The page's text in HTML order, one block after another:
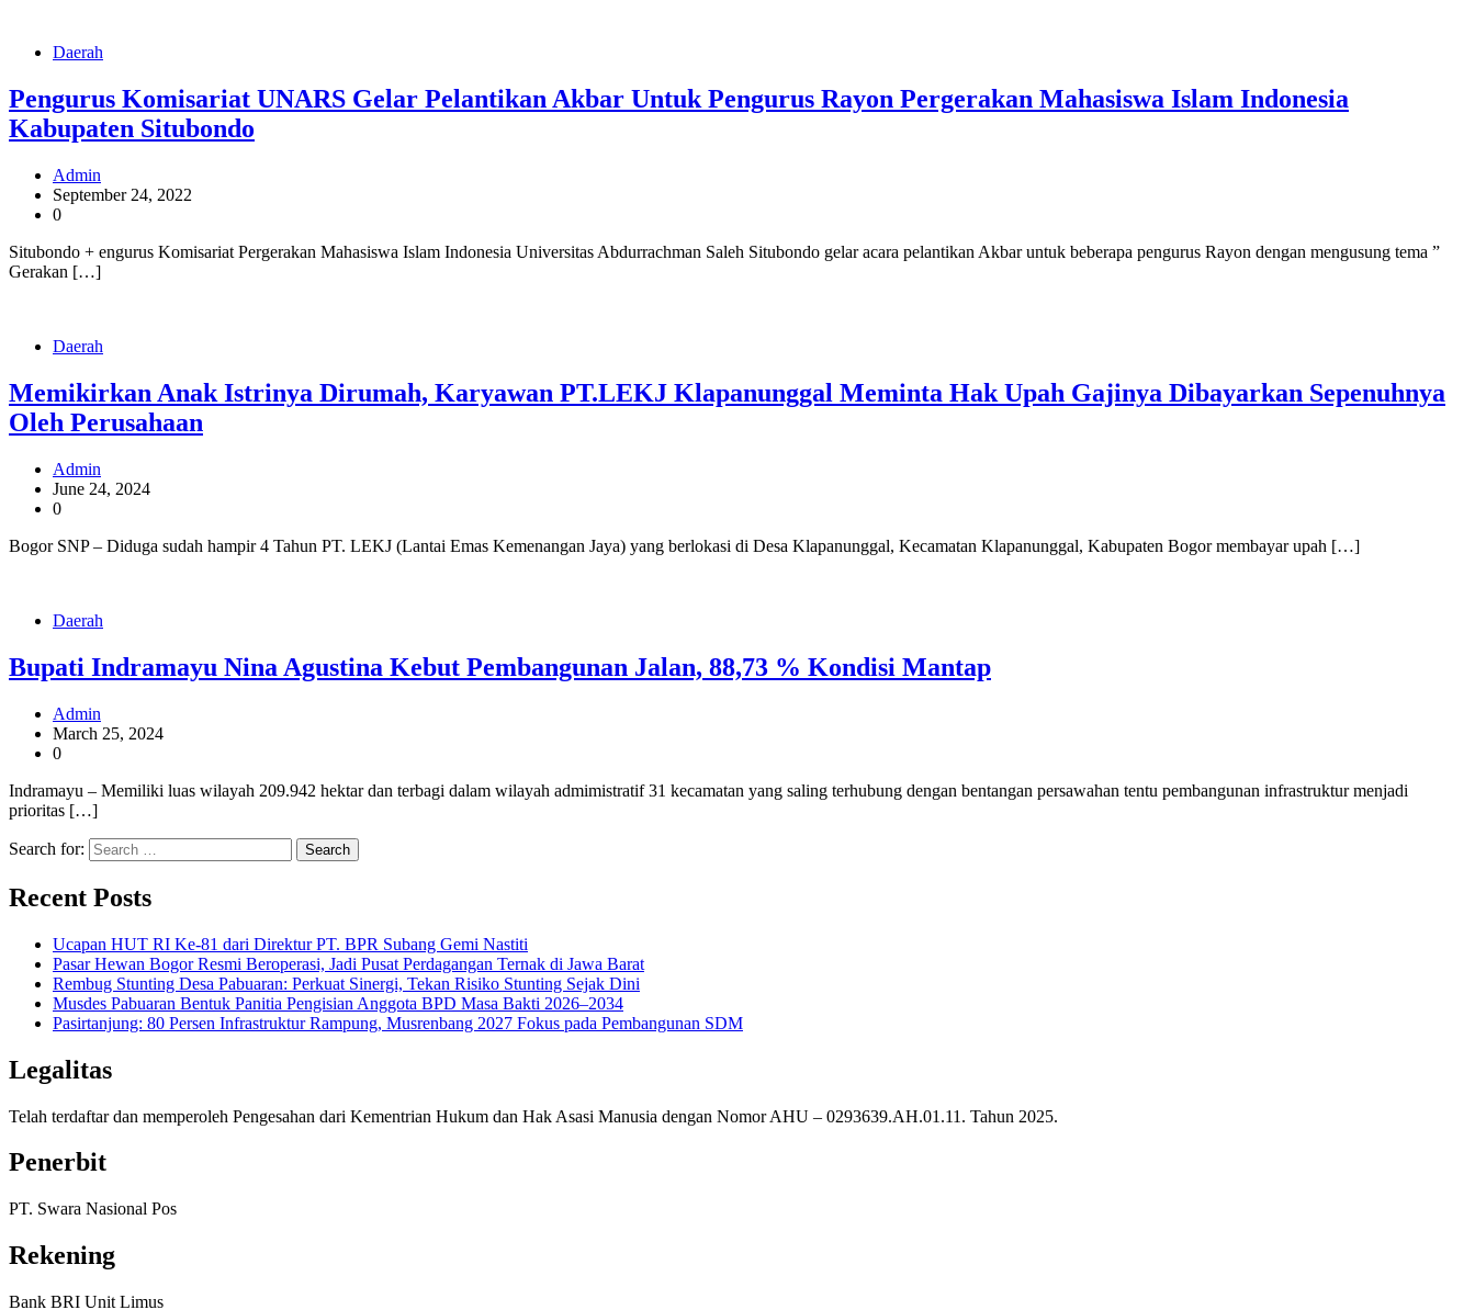
Daerah
Pengurus Komisariat UNARS Gelar Pelantikan Akbar Untuk Pengurus Rayon Pergerakan Mahasiswa Islam Indonesia
Kabupaten Situbondo
Admin
September 24, 2022
0
Situbondo + engurus Komisariat Pergerakan Mahasiswa Islam Indonesia Universitas Abdurrachman Saleh Situbondo gelar acara pelantikan Akbar untuk beberapa pengurus Rayon dengan mengusung tema ”
Gerakan […]
Daerah
Memikirkan Anak Istrinya Dirumah, Karyawan PT.LEKJ Klapanunggal Meminta Hak Upah Gajinya Dibayarkan Sepenuhnya
Oleh Perusahaan
Admin
June 24, 2024
0
Bogor SNP – Diduga sudah hampir 4 Tahun PT. LEKJ (Lantai Emas Kemenangan Jaya) yang berlokasi di Desa Klapanunggal, Kecamatan Klapanunggal, Kabupaten Bogor membayar upah […]
Daerah
Bupati Indramayu Nina Agustina Kebut Pembangunan Jalan, 88,73 % Kondisi Mantap
Admin
March 25, 2024
0
Indramayu – Memiliki luas wilayah 209.942 hektar dan terbagi dalam wilayah admimistratif 31 kecamatan yang saling terhubung dengan bentangan persawahan tentu pembangunan infrastruktur menjadi
prioritas […]
Search for:
Recent Posts
Ucapan HUT RI Ke-81 dari Direktur PT. BPR Subang Gemi Nastiti
Pasar Hewan Bogor Resmi Beroperasi, Jadi Pusat Perdagangan Ternak di Jawa Barat
Rembug Stunting Desa Pabuaran: Perkuat Sinergi, Tekan Risiko Stunting Sejak Dini
Musdes Pabuaran Bentuk Panitia Pengisian Anggota BPD Masa Bakti 2026–2034
Pasirtanjung: 80 Persen Infrastruktur Rampung, Musrenbang 2027 Fokus pada Pembangunan SDM
Legalitas
Telah terdaftar dan memperoleh Pengesahan dari Kementrian Hukum dan Hak Asasi Manusia dengan Nomor AHU – 0293639.AH.01.11. Tahun 2025.
Penerbit
PT. Swara Nasional Pos
Rekening
Bank BRI Unit Limus